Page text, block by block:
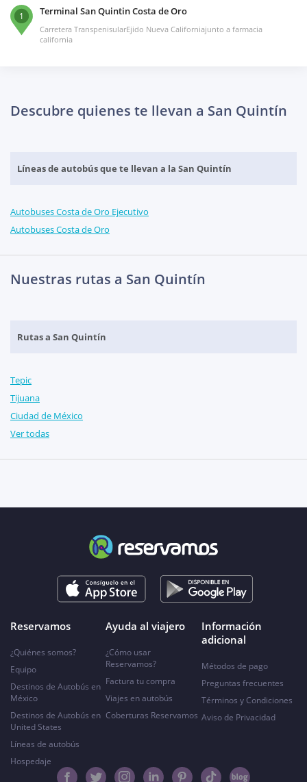
1 Terminal San Quintin Costa de Oro
Carretera TranspenisularEjido Nueva Californiajunto a farmacia
california
Descubre quienes te llevan a San Quintín
Líneas de autobús que te llevan a la San Quintín
Autobuses Costa de Oro Ejecutivo
Autobuses Costa de Oro
Nuestras rutas a San Quintín
Rutas a San Quintín
Tepic
Tijuana
Ciudad de México
Ver todas
Reservamos
¿Quiénes somos?
Equipo
Destinos de Autobús en
México
Destinos de Autobús en
United States
Líneas de autobús
Hospedaje
Ayuda al viajero
¿Cómo usar
Reservamos?
Factura tu compra
Viajes en autobús
Coberturas Reservamos
Información
adicional
Métodos de pago
Preguntas frecuentes
Términos y Condiciones
Aviso de Privacidad